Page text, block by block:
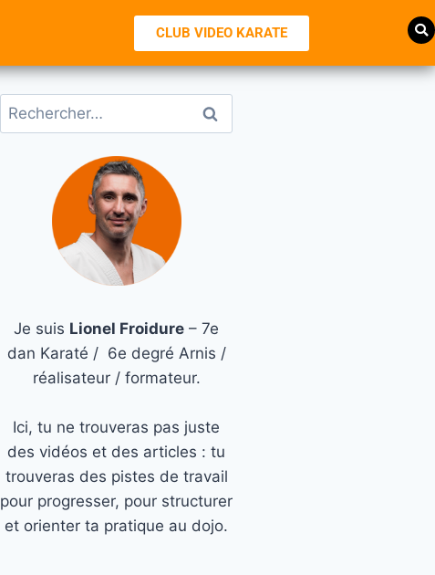
CLUB VIDEO KARATE
Je suis Lionel Froidure – 7e
dan Karaté / 6e degré Arnis /
réalisateur / formateur.
Ici, tu ne trouveras pas juste
des vidéos et des articles : tu
trouveras des pistes de travail
pour progresser, pour structurer
et orienter ta pratique au dojo.